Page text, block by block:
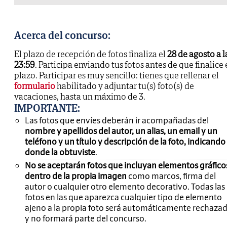
Acerca del concurso:
El plazo de recepción de fotos finaliza el28 de agosto a
23:59. Participa enviando tus fotos antes de que finalice
plazo. Participar es muy sencillo: tienes que rellenar el
formulariohabilitado y adjuntar tu(s) foto(s) de
vacaciones, hasta un máximo de 3.
IMPORTANTE:
Las fotos que envíes deberán ir acompañadas del
nombre y apellidos del autor, un alias, un email y un
teléfono y un título y descripción de la foto, indicando
donde la obtuviste.
No se aceptarán fotos que incluyan elementos
dentro de la propia imagen como marcos, firma del
autor o cualquier otro elemento decorativo. Todas las
fotos en las que aparezca cualquier tipo de elemento
ajeno a la propia foto será automáticamente
y no formará parte del concurso.